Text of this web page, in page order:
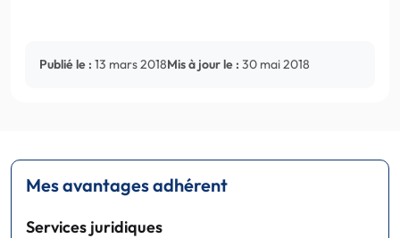
Publié le : 13 mars 2018Mis à jour le : 30 mai 2018
Mes avantages adhérent
Services juridiques